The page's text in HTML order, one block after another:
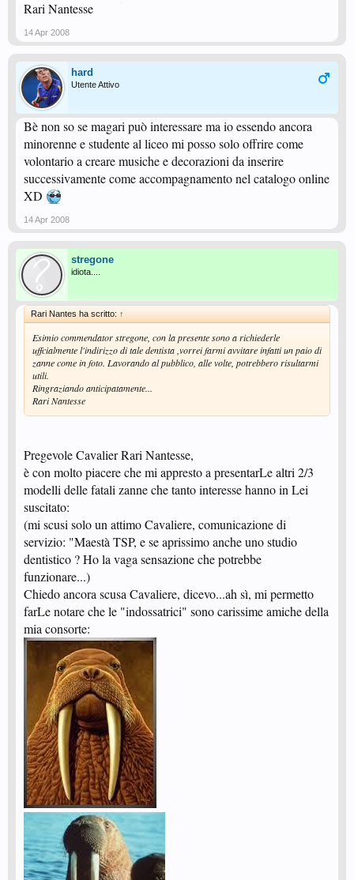
Rari Nantesse
14 Apr 2008
hard
Utente Attivo
Bè non so se magari può interessare ma io essendo ancora
minorenne e studente al liceo mi posso solo offrire come
volontario a creare musiche e decorazioni da inserire
successivamente come accompagnamento nel catalogo online
XD
14 Apr 2008
stregone
idiota....
Rari Nantes ha scritto: ↑
Esimio commendator stregone, con la presente sono a richiederle
uffcialmente l'indirizzo di tale dentista ,vorrei farmi avvitare infatti un paio di
zanne come in foto. Lavorando al pubblico, alle volte, potrebbero risultarmi
utili.
Ringraziando anticipatamente...
Rari Nantesse
Pregevole Cavalier Rari Nantesse,
è con molto piacere che mi appresto a presentarLe altri 2/3
modelli delle fatali zanne che tanto interesse hanno in Lei
suscitato:
(mi scusi solo un attimo Cavaliere, comunicazione di
servizio: "Maestà TSP, e se aprissimo anche uno studio
dentistico ? Ho la vaga sensazione che potrebbe
funzionare...)
Chiedo ancora scusa Cavaliere, dicevo...ah sì, mi permetto
farLe notare che le "indossatrici" sono carissime amiche della
mia consorte: